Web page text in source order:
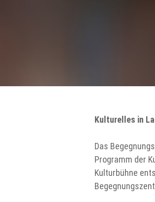
Kulturelles in
Das
Programm der
Kulturbühne